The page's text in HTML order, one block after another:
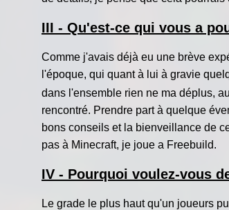
III - Qu'est-ce qui vous a
Comme j'avais déjà eu une brève
l'époque, qui quant à lui à gravie
dans l'ensemble rien ne ma déplus,
rencontré. Prendre part à quelque
bons conseils et la bienveillance de
pas à Minecraft, je joue a Freebuild.
IV - Pourquoi voulez-vous
Le grade le plus haut qu'un joueurs